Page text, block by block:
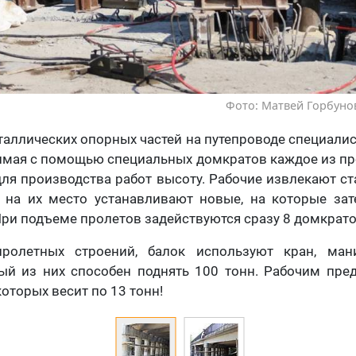
Фото: Матвей
опорных частей на путепроводе
с помощью специальных домкратов каждое из
производства работ высоту. Рабочие извлекают
их место устанавливают новые, на которые
подъеме пролетов задействуются сразу 8
строений, балок используют кран,
из них способен поднять 100 тонн. Рабочим
весит по 13 тонн!